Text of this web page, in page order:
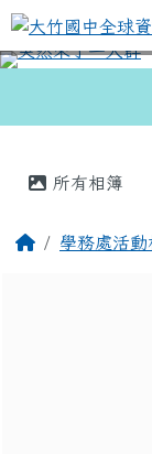
跳至主內容區
大竹國中
所有相簿
回首頁學務處活動